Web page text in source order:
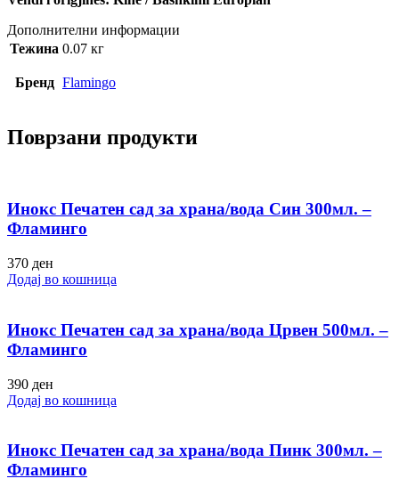
Дополнителни информации
Тежина 0.07 кг
Бренд Flamingo
Поврзани продукти
Инокс Печатен сад за храна/вода Син 300мл. –
Фламинго
370 ден
Додај во кошница
Инокс Печатен сад за храна/вода Црвен 500мл. –
Фламинго
390 ден
Додај во кошница
Инокс Печатен сад за храна/вода Пинк 300мл. –
Фламинго